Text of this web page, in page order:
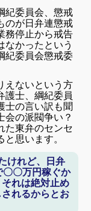
紀委員会、懲戒
のが日弁連懲戒
務停止から戒告
なかったという
紀委員会懲戒委
えないという方
護士、綱紀委員
士の言い訳も聞
会の派閥争い？
た東弁のセンセ
思います。
けれど、日弁
〇万円稼ぐか
それは絶対止め
れるからとお